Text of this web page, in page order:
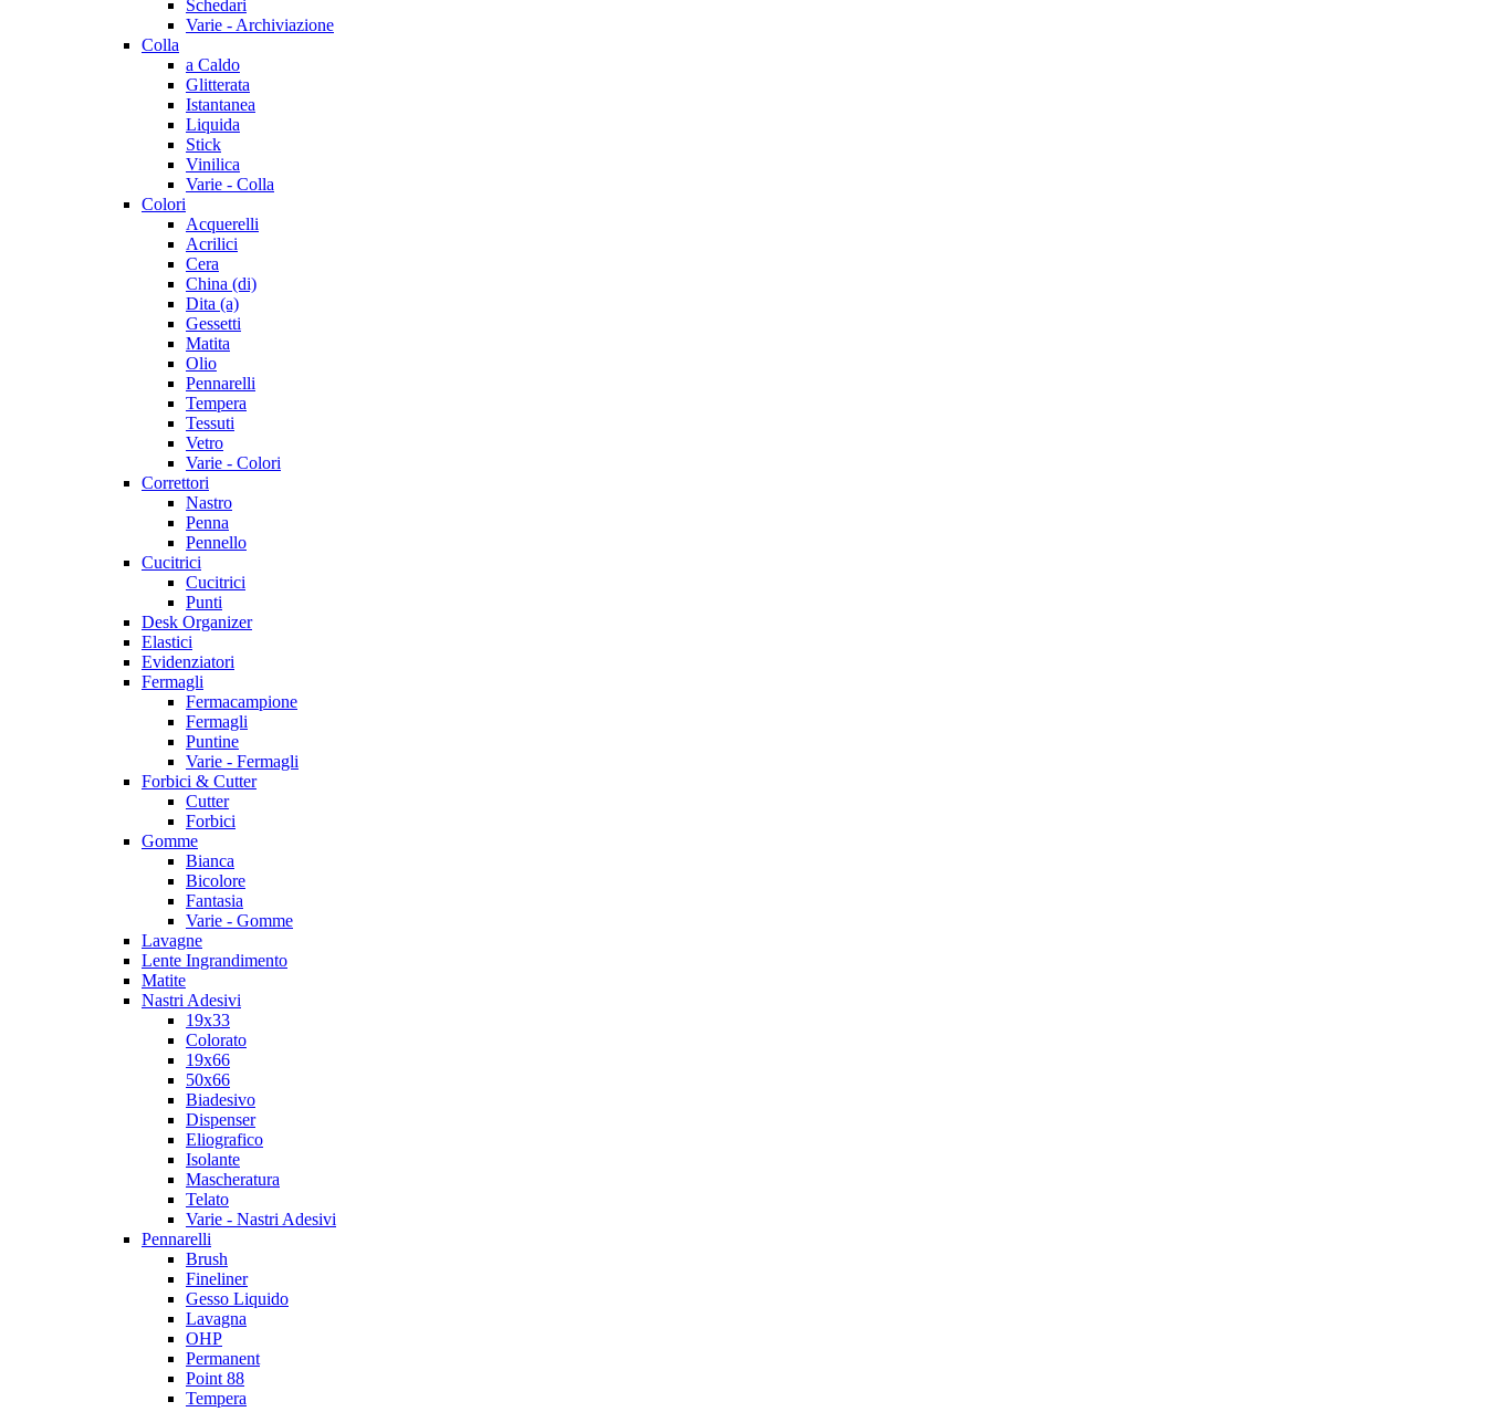
Schedari
Varie - Archiviazione
Colla
a Caldo
Glitterata
Istantanea
Liquida
Stick
Vinilica
Varie - Colla
Colori
Acquerelli
Acrilici
Cera
China (di)
Dita (a)
Gessetti
Matita
Olio
Pennarelli
Tempera
Tessuti
Vetro
Varie - Colori
Correttori
Nastro
Penna
Pennello
Cucitrici
Cucitrici
Punti
Desk Organizer
Elastici
Evidenziatori
Fermagli
Fermacampione
Fermagli
Puntine
Varie - Fermagli
Forbici & Cutter
Cutter
Forbici
Gomme
Bianca
Bicolore
Fantasia
Varie - Gomme
Lavagne
Lente Ingrandimento
Matite
Nastri Adesivi
19x33
Colorato
19x66
50x66
Biadesivo
Dispenser
Eliografico
Isolante
Mascheratura
Telato
Varie - Nastri Adesivi
Pennarelli
Brush
Fineliner
Gesso Liquido
Lavagna
OHP
Permanent
Point 88
Tempera